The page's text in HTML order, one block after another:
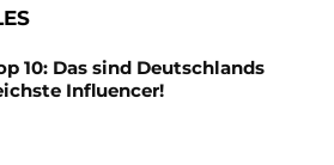
10: Das sind Deutschlands
Influencer!